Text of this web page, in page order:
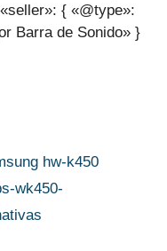
{ «@type»:
Barra de Sonido» }
hw-k450
wk450-